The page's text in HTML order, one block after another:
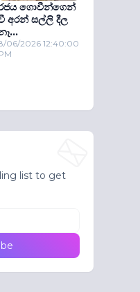
ගොවීන්ගෙන්
අරන් සල්ලි දීල
06/2026 12:40:00
list to get